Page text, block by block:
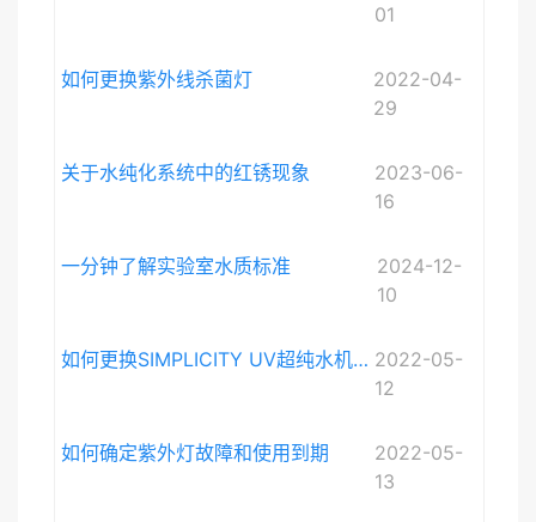
01
如何更换紫外线杀菌灯
2022-04-
29
关于水纯化系统中的红锈现象
2023-06-
16
一分钟了解实验室水质标准
2024-12-
10
如何更换SIMPLICITY UV超纯水机紫外灯 2022-05-
12
如何确定紫外灯故障和使用到期
2022-05-
13